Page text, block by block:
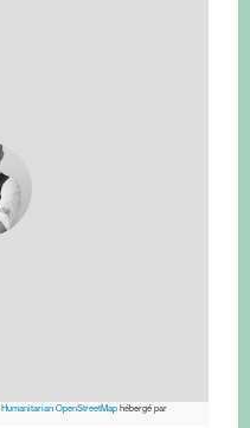
Humanitarian OpenStreetMaphébergé par